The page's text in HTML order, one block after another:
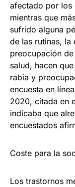
afectado por los
mientras que
sufrido alguna
de las rutinas,
preocupación
salud, hacen
rabia y
encuesta en
2020, citada en
indicaba que
encuestados
Coste para la
Los trastornos